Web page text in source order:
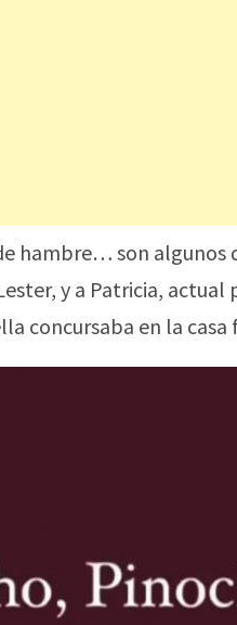
hambre… son algunos
y a Patricia,
concursaba en la casa